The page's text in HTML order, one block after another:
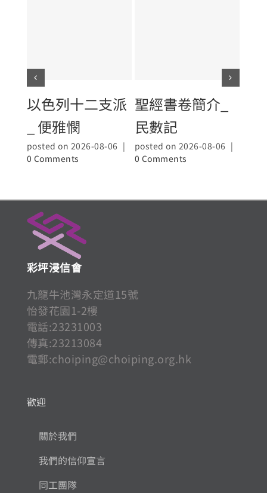
以色列十二支派
_ 便雅憫
posted on 2026-08-06 |
0 Comments
聖經書卷簡介_
民數記
posted on 2026-08-06 |
0 Comments
彩坪浸信會
九龍牛池灣永定道15號
怡發花園1-2樓
電話:23231003
傳真:23213084
電郵:choiping@choiping.org.hk
歡迎
關於我們
我們的信仰宣言
同工團隊